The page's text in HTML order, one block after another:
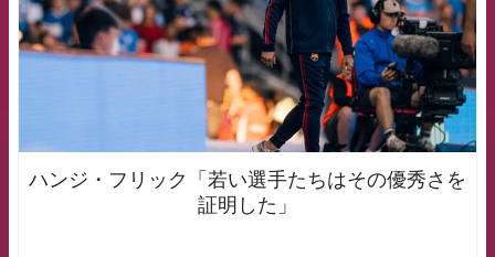
ハンジ・フリック「若い選手たちはその優秀さを
証明した」